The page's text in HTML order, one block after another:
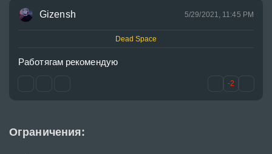
Ограничения:
Gizensh 5/29/2021, 11:45 PM
Dead Space
Работягам рекомендую
-2